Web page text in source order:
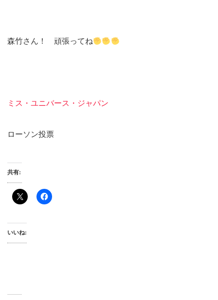
森竹さん！ 頑張ってね
ミス・ユニバース・ジャパン
ローソン投票
共有:
いいね: